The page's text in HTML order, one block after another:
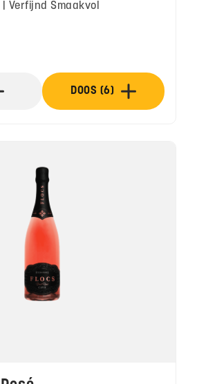
| Verfijnd Smaakvol
DOOS (6)